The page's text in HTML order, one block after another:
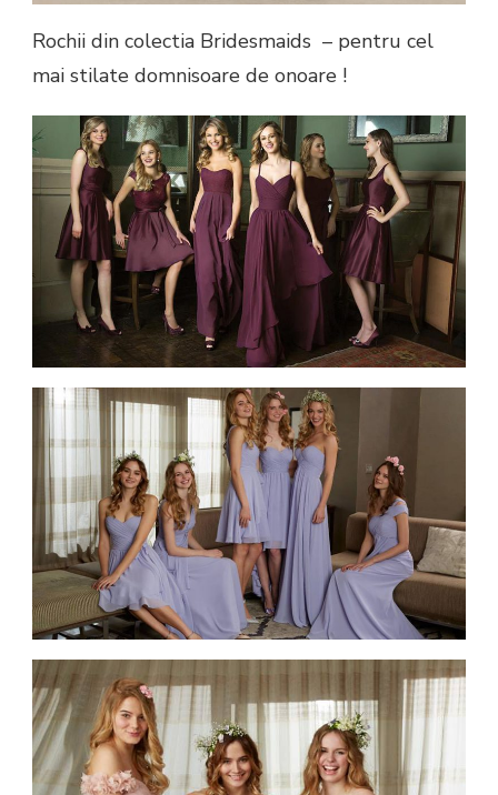
Rochii din colectia Bridesmaids – pentru cel
mai stilate domnisoare de onoare !